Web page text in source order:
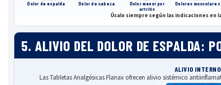
Dolor de espalda Dolor de cabeza
Dolor menor por
artritis
Dolores musculares
Úsalo siempre según las indicaciones
5. ALIVIO DEL DOLOR DE ESPALDA:
ALIVIO INTERNO
Las Tabletas Analgésicas Flanax ofrecen alivio sistémico